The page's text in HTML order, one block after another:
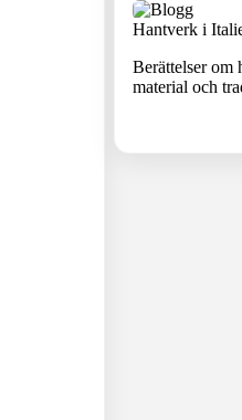
Hantverk i
Berättelser om
material och